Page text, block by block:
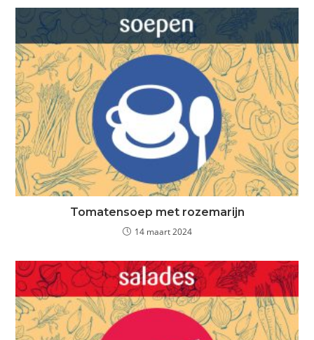
Tomatensoep met rozemarijn
14 maart 2024